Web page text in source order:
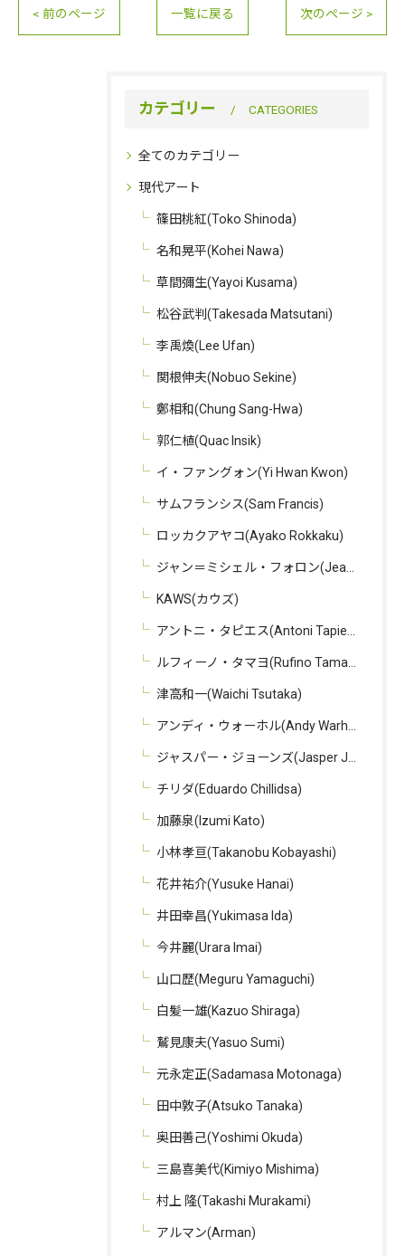
< 前のページ 一覧に戻る 次のページ >
カテゴリー CATEGORIES
全てのカテゴリー
現代アート
篠田桃紅(Toko Shinoda)
名和晃平(Kohei Nawa)
草間彌生(Yayoi Kusama)
松谷武判(Takesada Matsutani)
李禹煥(Lee Ufan)
関根伸夫(Nobuo Sekine)
鄭相和(Chung Sang-Hwa)
郭仁植(Quac Insik)
イ・ファングォン(Yi Hwan Kwon)
サムフランシス(Sam Francis)
ロッカクアヤコ(Ayako Rokkaku)
ジャン＝ミシェル・フォロン(Jean-Michel Folon)
KAWS(カウズ)
アントニ・タピエス(Antoni Tapies)
ルフィーノ・タマヨ(Rufino Tamayo)
津高和一(Waichi Tsutaka)
アンディ・ウォーホル(Andy Warhol)
ジャスパー・ジョーンズ(Jasper Johns)
チリダ(Eduardo Chillidsa)
加藤泉(Izumi Kato)
小林孝亘(Takanobu Kobayashi)
花井祐介(Yusuke Hanai)
井田幸昌(Yukimasa Ida)
今井麗(Urara Imai)
山口歴(Meguru Yamaguchi)
白髪一雄(Kazuo Shiraga)
鷲見康夫(Yasuo Sumi)
元永定正(Sadamasa Motonaga)
田中敦子(Atsuko Tanaka)
奥田善己(Yoshimi Okuda)
三島喜美代(Kimiyo Mishima)
村上 隆(Takashi Murakami)
アルマン(Arman)